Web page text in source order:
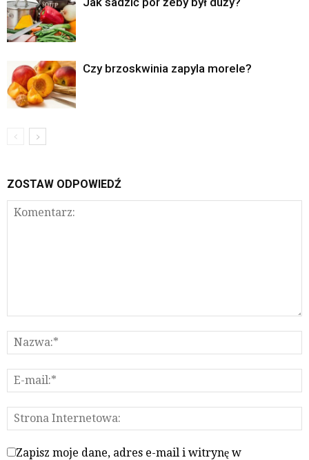
Czy brzoskwinia zapyla morele?
ZOSTAW ODPOWIEDŹ
Zapisz moje dane, adres e-mail i witrynę w